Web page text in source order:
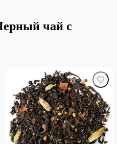
чай с